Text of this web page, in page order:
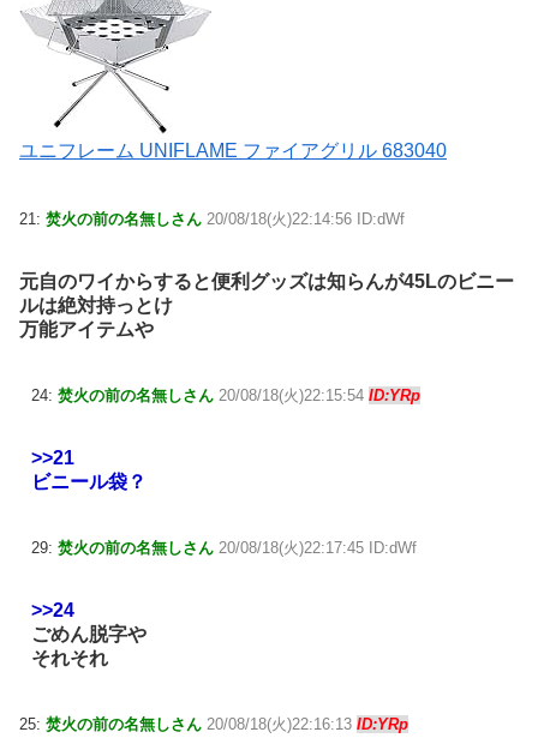
ユニフレーム UNIFLAME ファイアグリル 683040
21: 焚火の前の名無しさん 20/08/18(火)22:14:56 ID:dWf
元自のワイからすると便利グッズは知らんが45Lのビニー
ルは絶対持っとけ
万能アイテムや
24: 焚火の前の名無しさん 20/08/18(火)22:15:54 ID:YRp
>>21
ビニール袋？
29: 焚火の前の名無しさん 20/08/18(火)22:17:45 ID:dWf
>>24
ごめん脱字や
それそれ
25: 焚火の前の名無しさん 20/08/18(火)22:16:13 ID:YRp